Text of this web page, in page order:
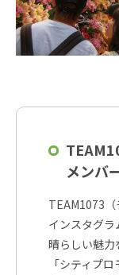
メンバ
TEAM1073
インスタグ
晴らしい魅力
「シティプ